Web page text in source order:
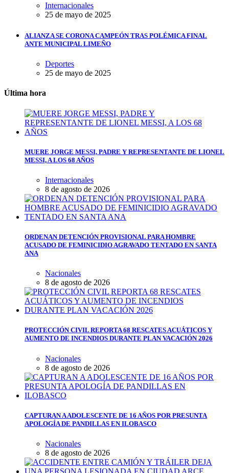
Internacionales
25 de mayo de 2025
ALIANZA SE CORONA CAMPEÓN TRAS POLÉMICA FINAL
ANTE MUNICIPAL LIMEÑO
Deportes
25 de mayo de 2025
Última hora
MUERE JORGE MESSI, PADRE Y REPRESENTANTE DE LIONEL
MESSI, A LOS 68 AÑOS
Internacionales
8 de agosto de 2026
ORDENAN DETENCIÓN PROVISIONAL PARA HOMBRE
ACUSADO DE FEMINICIDIO AGRAVADO TENTADO EN SANTA
ANA
Nacionales
8 de agosto de 2026
PROTECCIÓN CIVIL REPORTA 68 RESCATES ACUÁTICOS Y
AUMENTO DE INCENDIOS DURANTE PLAN VACACIÓN 2026
Nacionales
8 de agosto de 2026
CAPTURAN A ADOLESCENTE DE 16 AÑOS POR PRESUNTA
APOLOGÍA DE PANDILLAS EN ILOBASCO
Nacionales
8 de agosto de 2026